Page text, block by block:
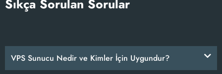
Sıkça Sorulan Sorular
VPS Sunucu Nedir ve Kimler İçin Uygundur?